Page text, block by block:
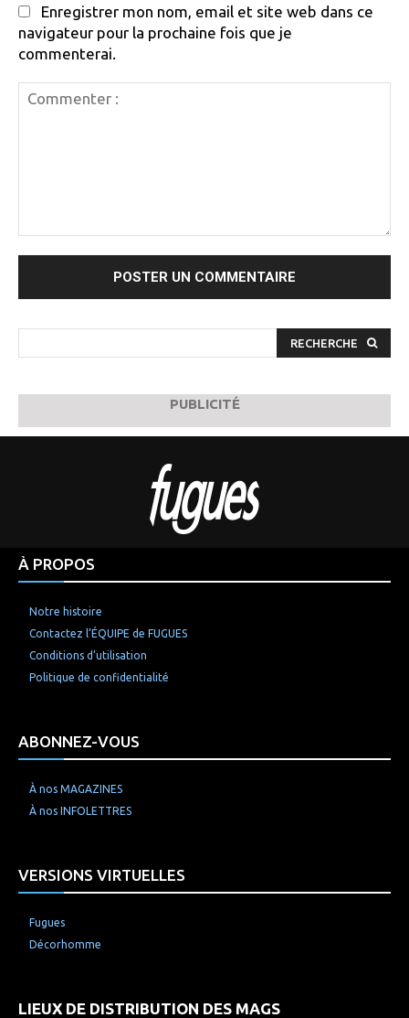
Enregistrer mon nom, email et site web dans ce
navigateur pour la prochaine fois que je
commenterai.
RECHERCHE
PUBLICITÉ
À PROPOS
Notre histoire
Contactez l’ÉQUIPE de FUGUES
Conditions d’utilisation
Politique de confidentialité
ABONNEZ-VOUS
À nos MAGAZINES
À nos INFOLETTRES
VERSIONS VIRTUELLES
Fugues
Décorhomme
LIEUX DE DISTRIBUTION DES MAGS